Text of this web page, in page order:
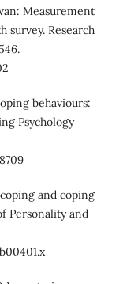
Measurement
Research
behaviours:
Psychology
coping and coping
Personality and